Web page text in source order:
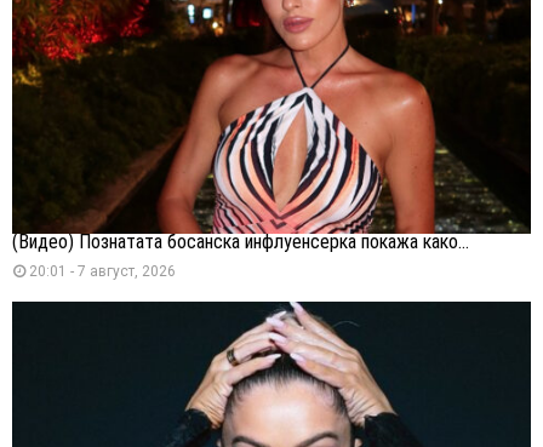
(Видео) Познатата босанска инфлуенсерка покажа како...
20:01 - 7 август, 2026